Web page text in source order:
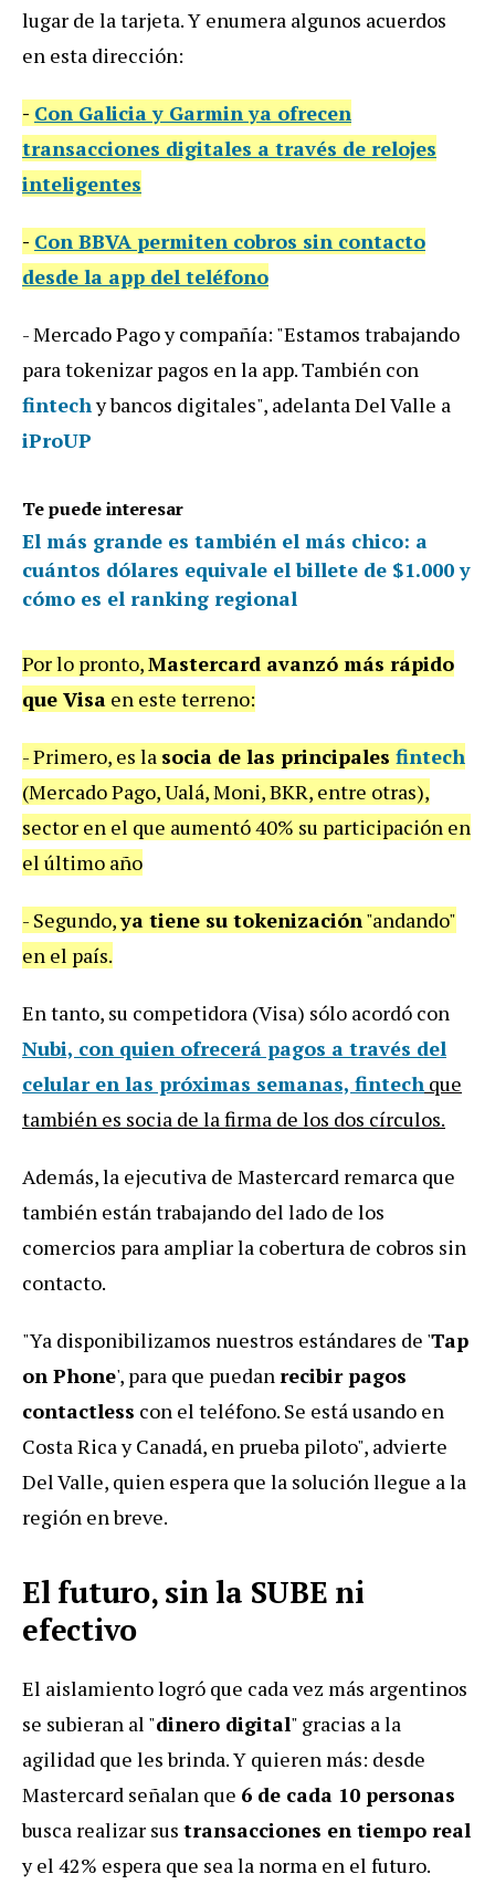
lugar de la tarjeta. Y enumera algunos acuerdos
en esta dirección:
- Con Galicia y Garminya ofrecen
transacciones digitales a través de relojes
inteligentes
- Con BBVA permiten cobros sin contacto
desde la app del teléfono
- Mercado Pago y compañía: "Estamos trabajando
para tokenizar pagos en la app. También con
fintechy bancos digitales", adelanta Del Valle a
iProUP
Te puede interesar
El más grande es también el más chico: a
cuántos dólares equivale el billete de $1.000 y
cómo es el ranking regional
Por lo pronto,Mastercard avanzó más rápido
que Visa en este terreno:
- Primero, es la socia de las principales fintech
(Mercado Pago, Ualá, Moni, BKR, entre otras),
sector en el que aumentó 40% su participación en
el último año
- Segundo,ya tiene su tokenización"andando"
en el país.
En tanto, su competidora (Visa) sólo acordó con
Nubi, con quien ofrecerá pagos a través del
celular en las próximas semanas, fintech que
también es socia de la firma de los dos círculos.
Además, la ejecutiva de Mastercard remarca que
también están trabajando del lado de los
comercios para ampliar la cobertura de cobros sin
contacto.
"Ya disponibilizamos nuestros estándares de 'Tap
on Phone', para que puedanrecibir pagos
contactless con el teléfono. Se está usando en
Costa Rica y Canadá, en prueba piloto", advierte
Del Valle, quien espera que la solución llegue a la
región en breve.
El futuro, sin la SUBE ni
efectivo
El aislamiento logró que cada vez más argentinos
se subieran al "dinero digital" gracias a la
agilidad que les brinda. Y quieren más: desde
Mastercard señalan que 6 de cada 10 personas
busca realizar sus transacciones en tiempo real
y el 42% espera que sea la norma en el futuro.